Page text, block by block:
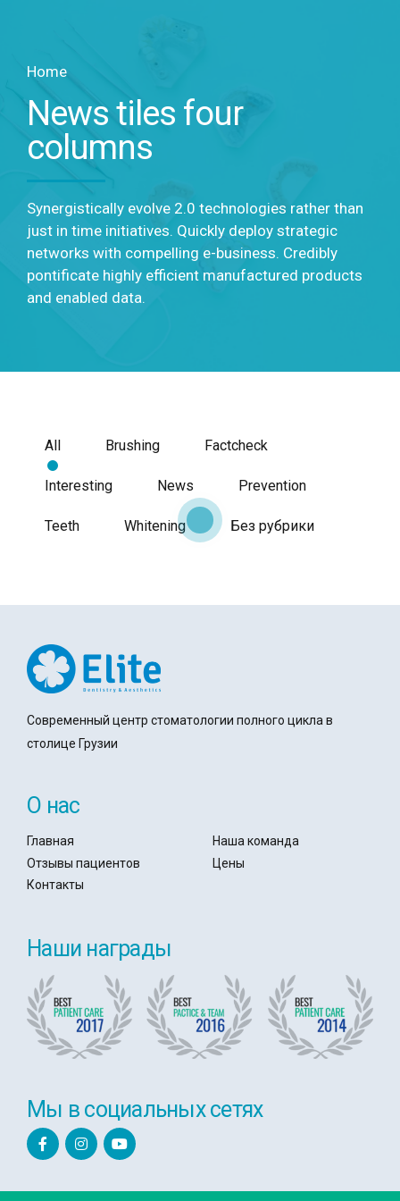
Home
News tiles four
columns
Synergistically evolve 2.0 technologies rather than
just in time initiatives. Quickly deploy strategic
networks with compelling e-business. Credibly
pontificate highly efficient manufactured products
and enabled data.
All Brushing Factcheck
Interesting News Prevention
Teeth Whitening Без рубрики
Современный центр стоматологии полного цикла в
столице Грузии
О нас
Главная
Наша команда
Отзывы пациентов
Цены
Контакты
Наши награды
Мы в социальных сетях